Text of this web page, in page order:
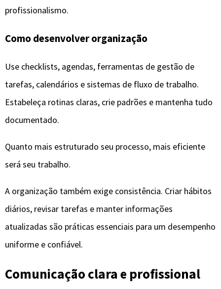
profissionalismo.
Como desenvolver organização
Use checklists, agendas, ferramentas de gestão de
tarefas, calendários e sistemas de fluxo de trabalho.
Estabeleça rotinas claras, crie padrões e mantenha tudo
documentado.
Quanto mais estruturado seu processo, mais eficiente
será seu trabalho.
A organização também exige consistência. Criar hábitos
diários, revisar tarefas e manter informações
atualizadas são práticas essenciais para um desempenho
uniforme e confiável.
Comunicação clara e profissional